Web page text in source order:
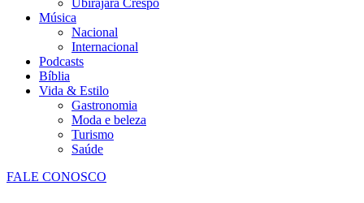
Ubirajara Crespo
Música
Nacional
Internacional
Podcasts
Bíblia
Vida & Estilo
Gastronomia
Moda e beleza
Turismo
Saúde
FALE CONOSCO